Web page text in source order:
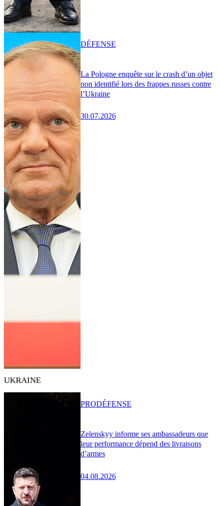
La Pologne enquête sur le crash d’un objet
non identifié lors des frappes russes contre
l’Ukraine
30.07.2026
DÉFENSE
UKRAINE
Zelenskyy informe ses ambassadeurs que
leur performance dépend des livraisons
d’armes
04.08.2026
PRODÉFENSE